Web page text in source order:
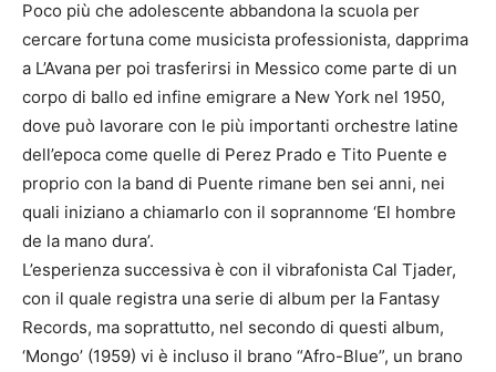
Poco più che adolescente abbandona la scuola per
cercare fortuna come musicista professionista, dapprima
a L’Avana per poi trasferirsi in Messico come parte di un
corpo di ballo ed infine emigrare a New York nel 1950,
dove può lavorare con le più importanti orchestre latine
dell’epoca come quelle di Perez Prado e Tito Puente e
proprio con la band di Puente rimane ben sei anni, nei
quali iniziano a chiamarlo con il soprannome ‘El hombre
de la mano dura’.
L’esperienza successiva è con il vibrafonista Cal Tjader,
con il quale registra una serie di album per la Fantasy
Records, ma soprattutto, nel secondo di questi album,
‘Mongo’ (1959) vi è incluso il brano “Afro-Blue”, un brano